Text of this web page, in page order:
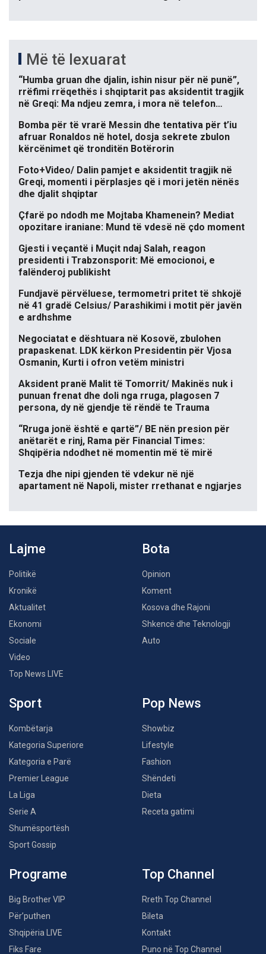
Më të lexuarat
“Humba gruan dhe djalin, ishin nisur për në punë”,
rrëfimi rrëqethës i shqiptarit pas aksidentit tragjik
në Greqi: Ma ndjeu zemra, i mora në telefon…
Bomba për të vrarë Messin dhe tentativa për t’iu
afruar Ronaldos në hotel, dosja sekrete zbulon
kërcënimet që tronditën Botërorin
Foto+Video/ Dalin pamjet e aksidentit tragjik në
Greqi, momenti i përplasjes që i mori jetën nënës
dhe djalit shqiptar
Çfarë po ndodh me Mojtaba Khamenein? Mediat
opozitare iraniane: Mund të vdesë në çdo moment
Gjesti i veçantë i Muçit ndaj Salah, reagon
presidenti i Trabzonsporit: Më emocionoi, e
falënderoj publikisht
Fundjavë përvëluese, termometri pritet të shkojë
në 41 gradë Celsius/ Parashikimi i motit për javën
e ardhshme
Negociatat e dështuara në Kosovë, zbulohen
prapaskenat. LDK kërkon Presidentin për Vjosa
Osmanin, Kurti i ofron vetëm ministri
Aksident pranë Malit të Tomorrit/ Makinës nuk i
punuan frenat dhe doli nga rruga, plagosen 7
persona, dy në gjendje të rëndë te Trauma
“Rruga jonë është e qartë”/ BE nën presion për
anëtarët e rinj, Rama për Financial Times:
Shqipëria ndodhet në momentin më të mirë
Tezja dhe nipi gjenden të vdekur në një
apartament në Napoli, mister rrethanat e ngjarjes
Lajme
Politikë
Kronikë
Aktualitet
Ekonomi
Sociale
Video
Top News LIVE
Bota
Opinion
Koment
Kosova dhe Rajoni
Shkencë dhe Teknologji
Auto
Sport
Kombëtarja
Kategoria Superiore
Kategoria e Parë
Premier League
La Liga
Serie A
Shumësportësh
Sport Gossip
Pop News
Showbiz
Lifestyle
Fashion
Shëndeti
Dieta
Receta gatimi
Programe
Big Brother VIP
Për’puthen
Shqipëria LIVE
Fiks Fare
Top Channel
Rreth Top Channel
Bileta
Kontakt
Puno në Top Channel